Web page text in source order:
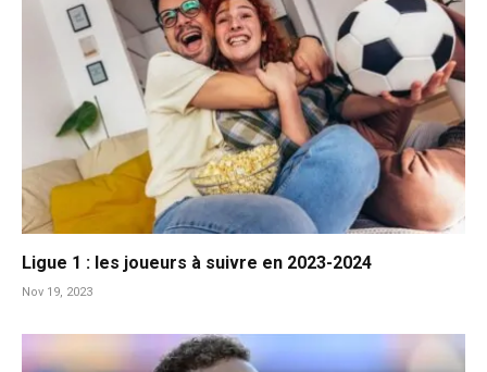
Ligue 1 : les joueurs à suivre en 2023-2024
Nov 19, 2023